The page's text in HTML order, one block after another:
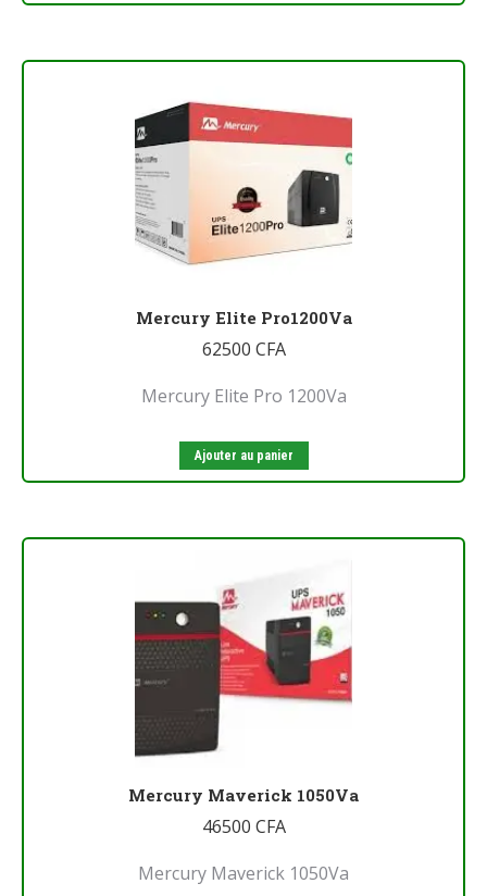
Mercury Elite Pro1200Va
62500 CFA
Mercury Elite Pro 1200Va
Ajouter au panier
Mercury Maverick 1050Va
46500 CFA
Mercury Maverick 1050Va